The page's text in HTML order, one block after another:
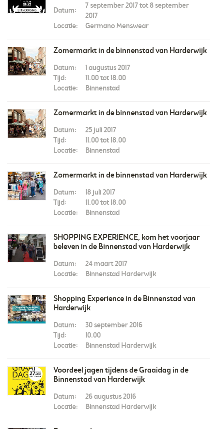
Datum:
7 september 2017 tot 8 september
2017
Locatie:
Germano Menswear
Zomermarkt in de binnenstad van Harderwijk
Datum:
1 augustus 2017
Tijd:
11.00 tot 18.00
Locatie:
Binnenstad
Zomermarkt in de binnenstad van Harderwijk
Datum:
25 juli 2017
Tijd:
11.00 tot 18.00
Locatie:
Binnenstad
Zomermarkt in de binnenstad van Harderwijk
Datum:
18 juli 2017
Tijd:
11.00 tot 18.00
Locatie:
Binnenstad
SHOPPING EXPERIENCE, kom het voorjaar
beleven in de Binnenstad van Harderwijk
Datum:
24 maart 2017
Locatie:
Binnenstad Harderwijk
Shopping Experience in de Binnenstad van
Harderwijk
Datum:
30 september 2016
Tijd:
10.00
Locatie:
Binnenstad Harderwijk
Voordeel jagen tijdens de Graaidag in de
Binnenstad van Harderwijk
Datum:
26 augustus 2016
Locatie:
Binnenstad Harderwijk